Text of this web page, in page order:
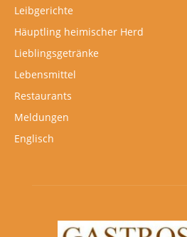
Leibgerichte
Häuptling heimischer Herd
Lieblingsgetränke
Lebensmittel
Restaurants
Meldungen
Englisch